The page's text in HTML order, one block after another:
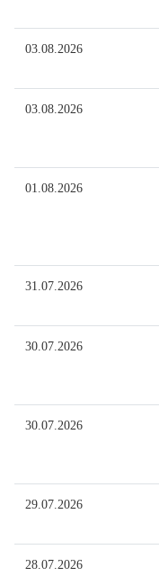
03.08.2026
03.08.2026
01.08.2026
31.07.2026
30.07.2026
30.07.2026
29.07.2026
28.07.2026